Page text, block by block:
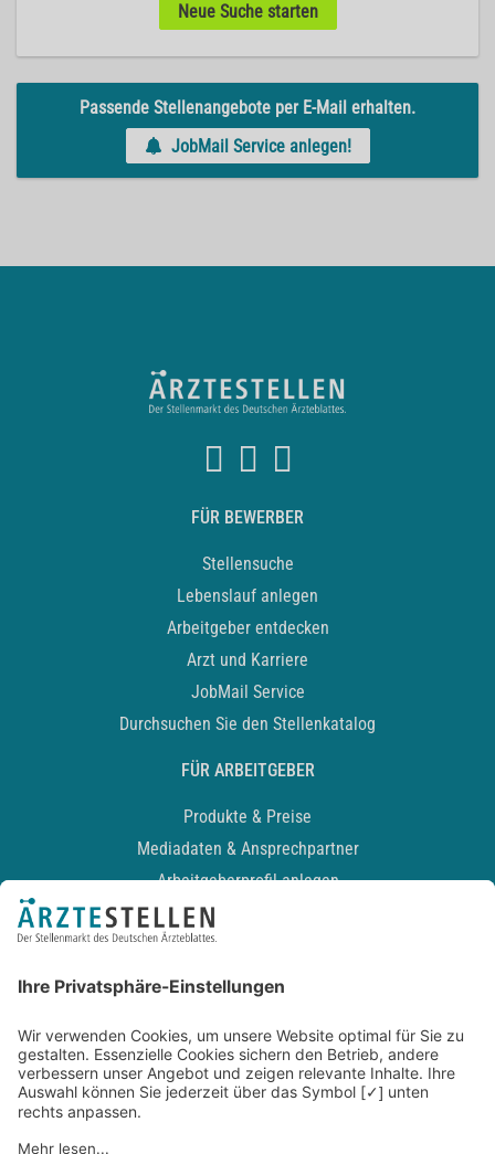
Neue Suche starten
Passende Stellenangebote per E-Mail erhalten.
JobMail Service anlegen!
FÜR BEWERBER
Stellensuche
Lebenslauf anlegen
Arbeitgeber entdecken
Arzt und Karriere
JobMail Service
Durchsuchen Sie den Stellenkatalog
FÜR ARBEITGEBER
Produkte & Preise
Mediadaten & Ansprechpartner
Arbeitgeberprofil anlegen
Recruiting-Podcast
Kontakt
Datenschutz
Newsletter